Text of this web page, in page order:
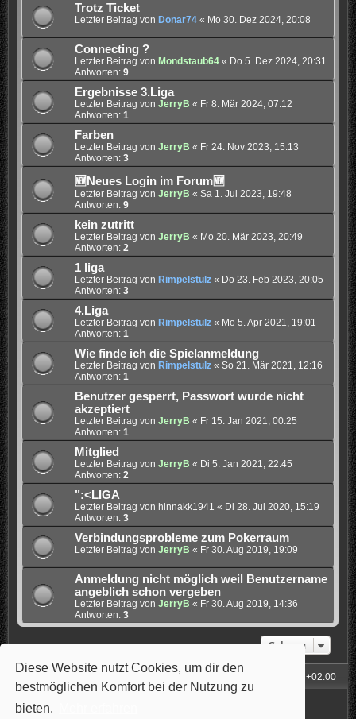
Diese Website nutzt Cookies, um dir den
bestmöglichen Komfort bei der Nutzung zu
bieten.
Trotz Ticket
Letzter Beitrag von Donar74« Mo 30. Dez 2024, 20:08
Connecting ?
Letzter Beitrag von Mondstaub64« Do 5. Dez 2024, 20:31
Antworten: 9
Ergebnisse 3.Liga
Letzter Beitrag von JerryB « Fr 8. Mär 2024, 07:12
Antworten: 1
Farben
Letzter Beitrag von JerryB « Fr 24. Nov 2023, 15:13
Antworten: 3
🆕Neues Login im Forum🆕
Letzter Beitrag von JerryB « Sa 1. Jul 2023, 19:48
Antworten: 9
kein zutritt
Letzter Beitrag von JerryB « Mo 20. Mär 2023, 20:49
Antworten: 2
1 liga
Letzter Beitrag von Rimpelstulz« Do 23. Feb 2023, 20:05
Antworten: 3
4.Liga
Letzter Beitrag von Rimpelstulz« Mo 5. Apr 2021, 19:01
Antworten: 1
Wie finde ich die Spielanmeldung
Letzter Beitrag von Rimpelstulz« So 21. Mär 2021, 12:16
Antworten: 1
Benutzer gesperrt, Passwort wurde nicht
akzeptiert
Letzter Beitrag von JerryB « Fr 15. Jan 2021, 00:25
Antworten: 1
Mitglied
Letzter Beitrag von JerryB « Di 5. Jan 2021, 22:45
Antworten: 2
":<LIGA
Letzter Beitrag von hinnakk1941 « Di 28. Jul 2020, 15:19
Antworten: 3
Verbindungsprobleme zum Pokerraum
Letzter Beitrag von JerryB « Fr 30. Aug 2019, 19:09
Anmeldung nicht möglich weil Benutzername
angeblich schon vergeben
Letzter Beitrag von JerryB « Fr 30. Aug 2019, 14:36
Antworten: 3
Gehe zu
UTC+02:00
Powered by
Style: Carbon by Joyce&Luna